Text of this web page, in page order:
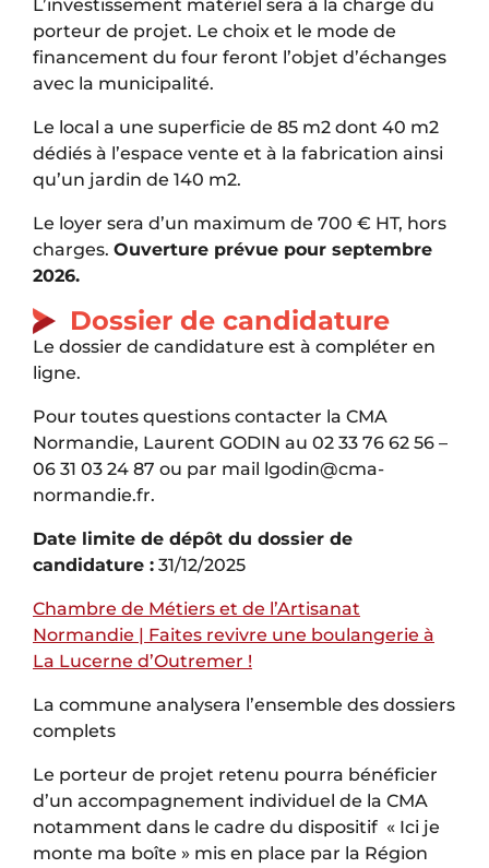
L’investissement matériel sera à la charge du
porteur de projet. Le choix et le mode de
financement du four feront l’objet d’échanges
avec la municipalité.
Le local a une superficie de 85 m2 dont 40 m2
dédiés à l’espace vente et à la fabrication ainsi
qu’un jardin de 140 m2.
Le loyer sera d’un maximum de 700 € HT, hors
charges. Ouverture prévue pour septembre
2026.
Dossier de candidature
Le dossier de candidature est à compléter en
ligne.
Pour toutes questions contacter la CMA
Normandie, Laurent GODIN au 02 33 76 62 56 –
06 31 03 24 87 ou par mail lgodin@cma-
normandie.fr.
Date limite de dépôt du dossier de
candidature : 31/12/2025
Chambre de Métiers et de l’Artisanat
Normandie | Faites revivre une boulangerie à
La Lucerne d’Outremer !
La commune analysera l’ensemble des dossiers
complets
Le porteur de projet retenu pourra bénéficier
d’un accompagnement individuel de la CMA
notamment dans le cadre du dispositif « Ici je
monte ma boîte » mis en place par la Région